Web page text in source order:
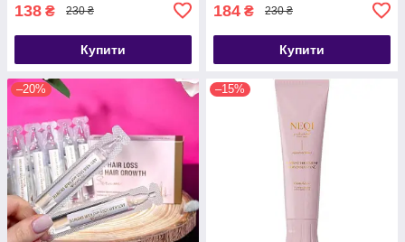
138 ₴ 230 ₴
Купити
184 ₴ 230 ₴
Купити
–20% –15%